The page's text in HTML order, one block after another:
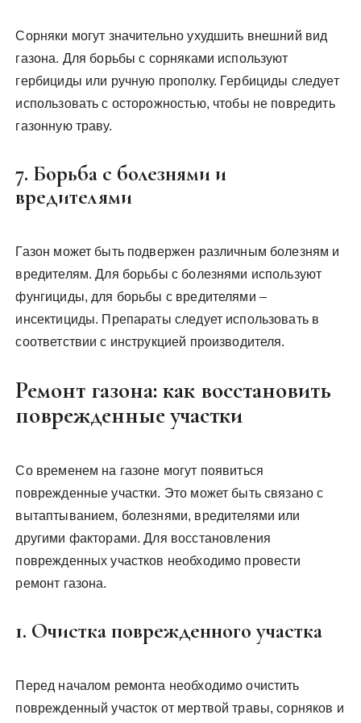
Сорняки могут значительно ухудшить внешний вид
газона. Для борьбы с сорняками используют
гербициды или ручную прополку. Гербициды следует
использовать с осторожностью, чтобы не повредить
газонную траву.
7. Борьба с болезнями и
вредителями
Газон может быть подвержен различным болезням и
вредителям. Для борьбы с болезнями используют
фунгициды, для борьбы с вредителями –
инсектициды. Препараты следует использовать в
соответствии с инструкцией производителя.
Ремонт газона: как восстановить
поврежденные участки
Со временем на газоне могут появиться
поврежденные участки. Это может быть связано с
вытаптыванием, болезнями, вредителями или
другими факторами. Для восстановления
поврежденных участков необходимо провести
ремонт газона.
1. Очистка поврежденного участка
Перед началом ремонта необходимо очистить
поврежденный участок от мертвой травы, сорняков и